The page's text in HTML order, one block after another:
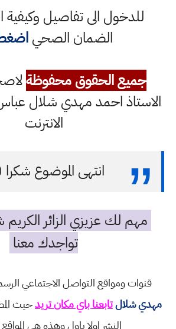
للدخول الى تفاصيل وكيفية
الضمان الصحي
جميع الحقوق محفوظة
الاستاذ احمد مهدي شلال
الانترنت
انتهى الموضوع
مهم لك عزيزي الزائر
تواجدك معنا
قنوات ومواقع التواصل الاجتماعي
مهدي شلالتابعنا باي مكان تريدحيث
النشر اولا باول وهذه هي